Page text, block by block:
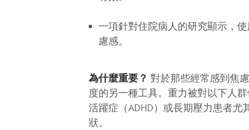
一項針對住院病人的研究顯示，
慮感。
為什麼重要？ 對於那些經常感到焦
度的另一種工具。重力被對以下人
活躍症（ADHD）或長期壓力患者
狀。